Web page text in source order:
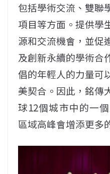
包括學術交流、雙聯
項目等方面。提供學
源和交流機會，並促
及創新永續的學術合
倡的年輕人的力量可
美契合。因此，銘傳
球12個城市中的一
區域高峰會增添更多